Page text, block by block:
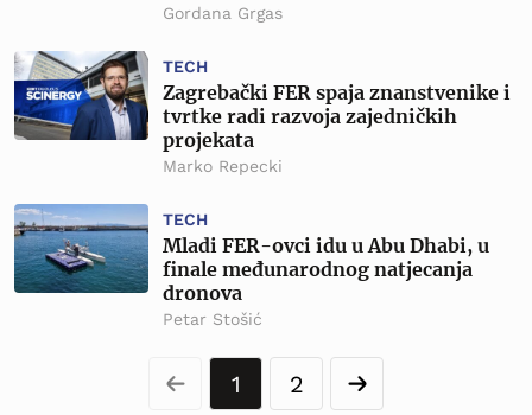
Gordana Grgas
TECH
Zagrebački FER spaja znanstvenike i
tvrtke radi razvoja zajedničkih
projekata
Marko Repecki
TECH
Mladi FER-ovci idu u Abu Dhabi, u
finale međunarodnog natjecanja
dronova
Petar Stošić
1 2